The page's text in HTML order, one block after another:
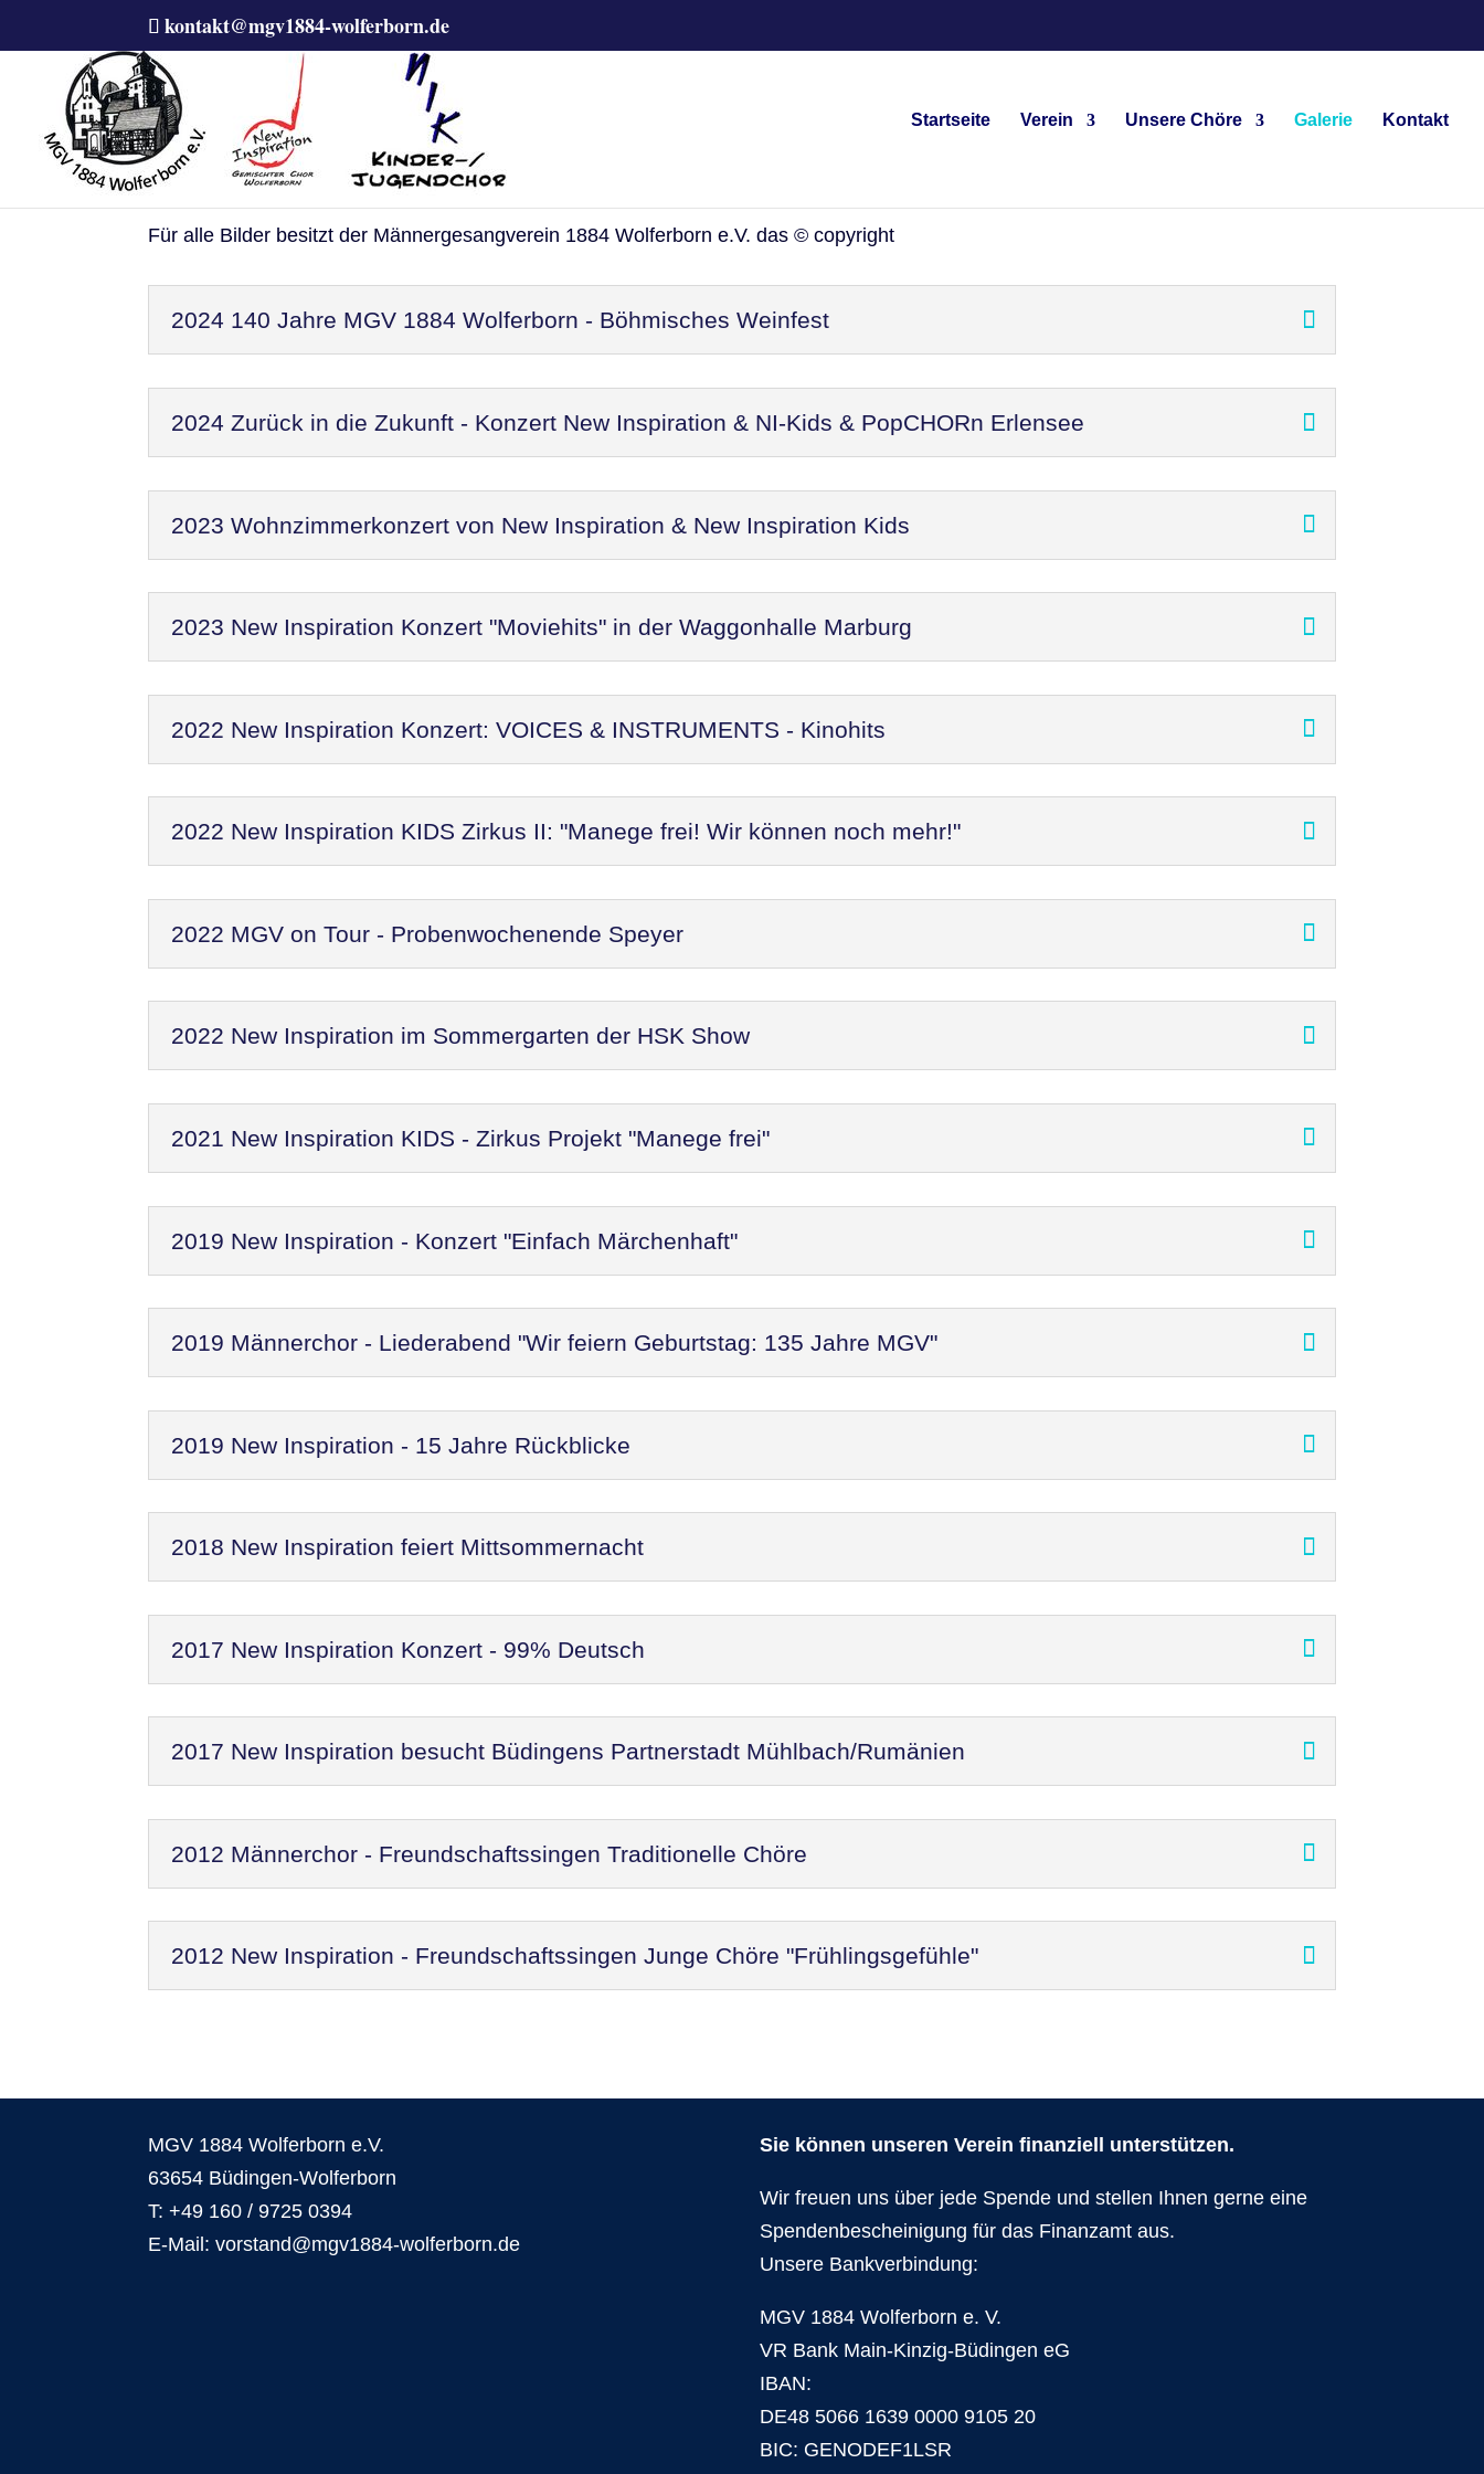
kontakt@mgv1884-wolferborn.de
Startseite Verein Unsere Chöre Galerie Kontakt
Bilder zu einzelnen Events/Veranstaltungen
Für alle Bilder besitzt der Männergesangverein 1884 Wolferborn e.V. das © copyright
2024 140 Jahre MGV 1884 Wolferborn - Böhmisches Weinfest
2024 Zurück in die Zukunft - Konzert New Inspiration & NI-Kids & PopCHORn Erlensee
2023 Wohnzimmerkonzert von New Inspiration & New Inspiration Kids
2023 New Inspiration Konzert "Moviehits" in der Waggonhalle Marburg
2022 New Inspiration Konzert: VOICES & INSTRUMENTS - Kinohits
2022 New Inspiration KIDS Zirkus II: "Manege frei! Wir können noch mehr!"
2022 MGV on Tour - Probenwochenende Speyer
2022 New Inspiration im Sommergarten der HSK Show
2021 New Inspiration KIDS - Zirkus Projekt "Manege frei"
2019 New Inspiration - Konzert "Einfach Märchenhaft"
2019 Männerchor - Liederabend "Wir feiern Geburtstag: 135 Jahre MGV"
2019 New Inspiration - 15 Jahre Rückblicke
2018 New Inspiration feiert Mittsommernacht
2017 New Inspiration Konzert - 99% Deutsch
2017 New Inspiration besucht Büdingens Partnerstadt Mühlbach/Rumänien
2012 Männerchor - Freundschaftssingen Traditionelle Chöre
2012 New Inspiration - Freundschaftssingen Junge Chöre "Frühlingsgefühle"
MGV 1884 Wolferborn e.V.
63654 Büdingen-Wolferborn
T: +49 160 / 9725 0394
E-Mail: vorstand@mgv1884-wolferborn.de
Sie können unseren Verein finanziell unterstützen.
Wir freuen uns über jede Spende und stellen Ihnen gerne eine
Spendenbescheinigung für das Finanzamt aus.
Unsere Bankverbindung:
MGV 1884 Wolferborn e. V.
VR Bank Main-Kinzig-Büdingen eG
IBAN:
DE48 5066 1639 0000 9105 20
BIC: GENODEF1LSR